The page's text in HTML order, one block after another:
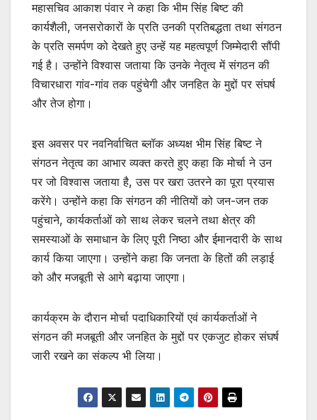
महासचिव आकाश पंवार ने कहा कि भीम सिंह बिष्ट की
कार्यशैली, जनसरोकारों के प्रति उनकी प्रतिबद्धता तथा संगठन
के प्रति समर्पण को देखते हुए उन्हें यह महत्वपूर्ण जिम्मेदारी सौंपी
गई है। उन्होंने विश्वास जताया कि उनके नेतृत्व में संगठन की
विचारधारा गांव-गांव तक पहुंचेगी और जनहित के मुद्दों पर संघर्ष
और तेज होगा।
इस अवसर पर नवनिर्वाचित ब्लॉक अध्यक्ष भीम सिंह बिष्ट ने
संगठन नेतृत्व का आभार व्यक्त करते हुए कहा कि मोर्चा ने उन
पर जो विश्वास जताया है, उस पर खरा उतरने का पूरा प्रयास
करेंगे। उन्होंने कहा कि संगठन की नीतियों को जन-जन तक
पहुंचाने, कार्यकर्ताओं को साथ लेकर चलने तथा क्षेत्र की
समस्याओं के समाधान के लिए पूरी निष्ठा और ईमानदारी के साथ
कार्य किया जाएगा। उन्होंने कहा कि जनता के हितों की लड़ाई
को और मजबूती से आगे बढ़ाया जाएगा।
कार्यक्रम के दौरान मोर्चा पदाधिकारियों एवं कार्यकर्ताओं ने
संगठन की मजबूती और जनहित के मुद्दों पर एकजुट होकर संघर्ष
जारी रखने का संकल्प भी लिया।